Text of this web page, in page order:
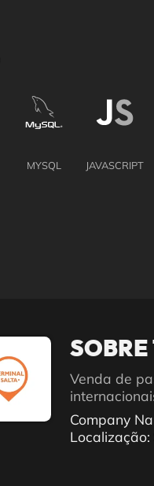
MYSQL JAVASCRIPT
Venda de
Company
Localização: